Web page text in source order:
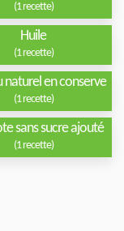
(1 recette)
Huile
(1 recette)
naturel en conserve
(1 recette)
sans sucre ajouté
(1 recette)